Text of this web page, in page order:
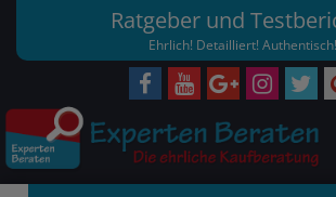
Ratgeber und
Ehrlich! Detailliert! Authentisch!